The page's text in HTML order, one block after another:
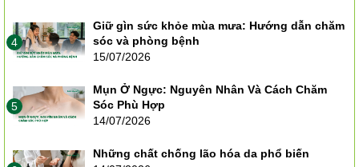
4
Giữ gìn sức khỏe mùa mưa: Hướng dẫn chăm
sóc và phòng bệnh
15/07/2026
5
Mụn Ở Ngực: Nguyên Nhân Và Cách Chăm
Sóc Phù Hợp
14/07/2026
Những chất chống lão hóa da phổ biến